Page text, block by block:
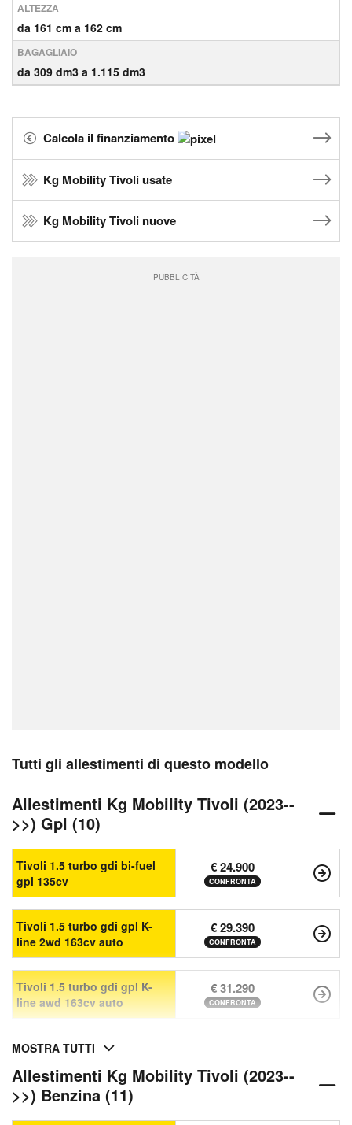
ALTEZZA
da 161 cm a 162 cm
BAGAGLIAIO
da 309 dm3 a 1.115 dm3
Calcola il finanziamento
Kg Mobility Tivoli usate
Kg Mobility Tivoli nuove
PUBBLICITÀ
Tutti gli allestimenti di questo modello
Allestimenti Kg Mobility Tivoli (2023--
>>) Gpl (10)
Tivoli 1.5 turbo gdi bi-fuel
gpl 135cv
€ 24.900
CONFRONTA
Tivoli 1.5 turbo gdi gpl K-
line 2wd 163cv auto
€ 29.390
CONFRONTA
Tivoli 1.5 turbo gdi gpl K-
line awd 163cv auto
€ 31.290
CONFRONTA
MOSTRA TUTTI
Allestimenti Kg Mobility Tivoli (2023--
>>) Benzina (11)